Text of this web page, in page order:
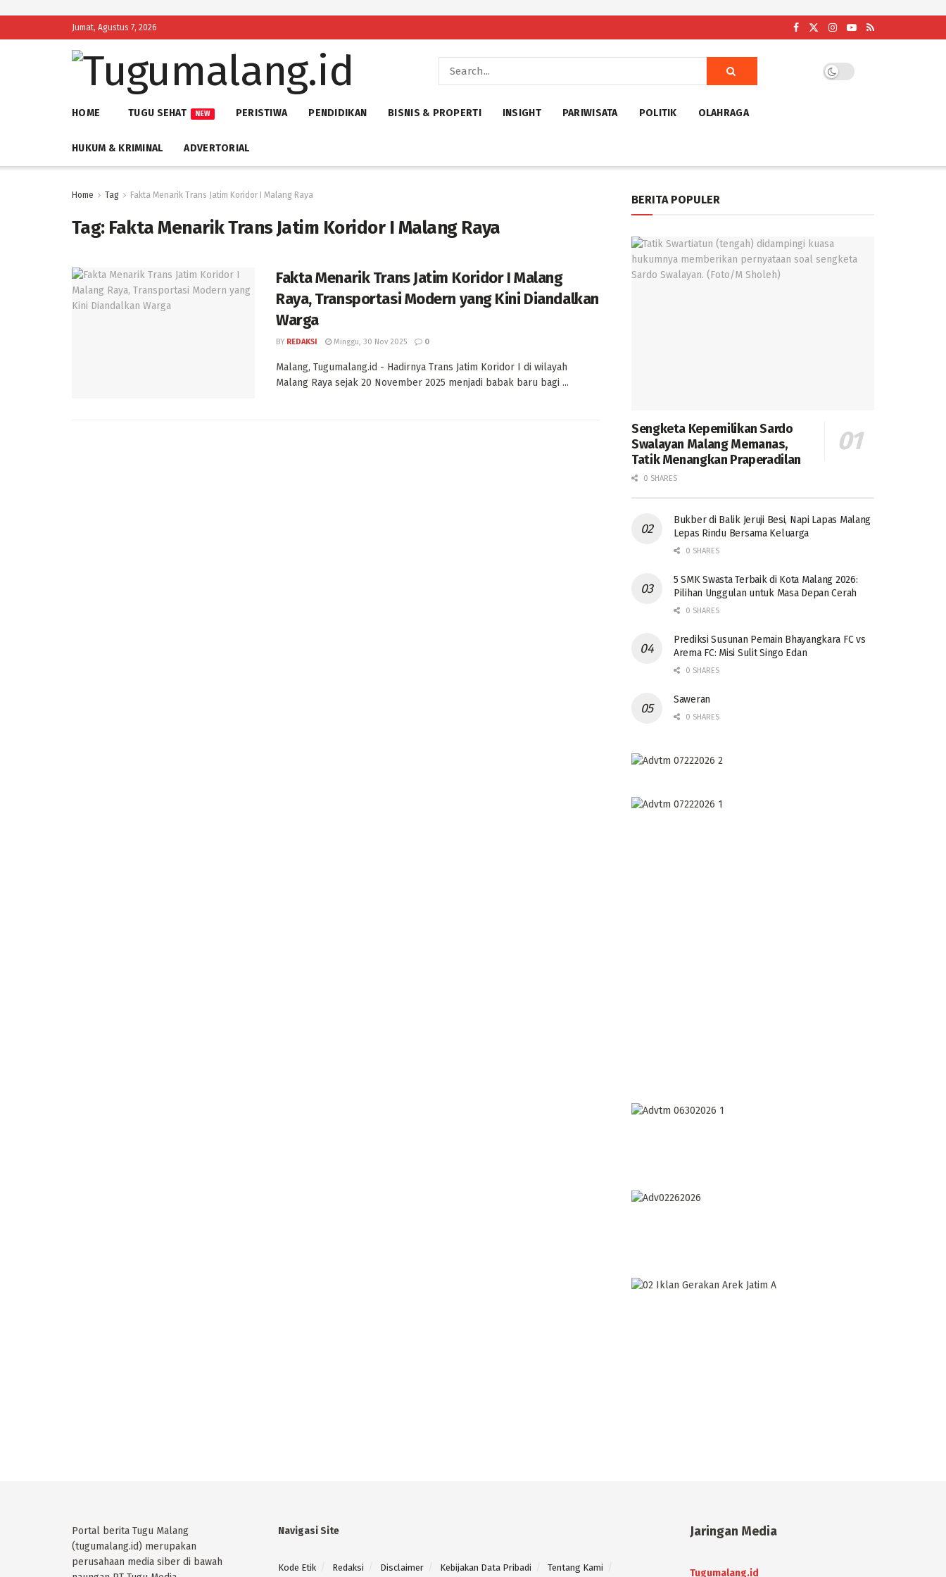
Jumat, Agustus 7, 2026
HOME TUGU SEHAT NEW PERISTIWA PENDIDIKAN BISNIS & PROPERTI INSIGHT PARIWISATA POLITIK OLAHRAGA
HUKUM & KRIMINAL ADVERTORIAL
Home Tag Fakta Menarik Trans Jatim Koridor I Malang Raya
Tag: Fakta Menarik Trans Jatim Koridor I Malang Raya
Fakta Menarik Trans Jatim Koridor I Malang
Raya, Transportasi Modern yang Kini Diandalkan
Warga
BY REDAKSI Minggu, 30 Nov 2025 0
Malang, Tugumalang.id - Hadirnya Trans Jatim Koridor I di wilayah
Malang Raya sejak 20 November 2025 menjadi babak baru bagi ...
BERITA POPULER
Sengketa Kepemilikan Sardo
Swalayan Malang Memanas,
Tatik Menangkan Praperadilan
0 SHARES
Bukber di Balik Jeruji Besi, Napi Lapas Malang
Lepas Rindu Bersama Keluarga
0 SHARES
5 SMK Swasta Terbaik di Kota Malang 2026:
Pilihan Unggulan untuk Masa Depan Cerah
0 SHARES
Prediksi Susunan Pemain Bhayangkara FC vs
Arema FC: Misi Sulit Singo Edan
0 SHARES
Saweran
0 SHARES
Portal berita Tugu Malang
(tugumalang.id) merupakan
perusahaan media siber di bawah
Navigasi Site
Kode Etik Redaksi Disclaimer Kebijakan Data Pribadi Tentang Kami
Jaringan Media
Tugumalang.id